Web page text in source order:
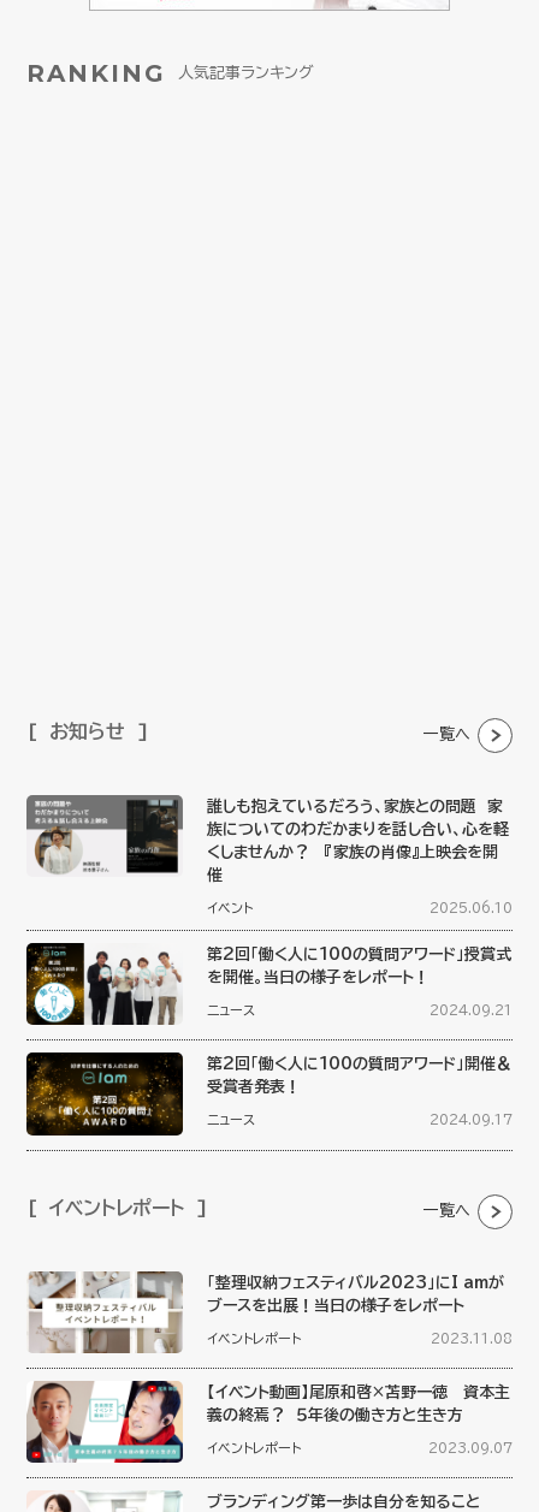
RANKING 人気記事ランキング
お知らせ 一覧へ
誰しも抱えているだろう、家族との問題 家
族についてのわだかまりを話し合い、心を軽
くしませんか？ 『家族の肖像』上映会を開
催
イベント 2025.06.10
第2回「働く人に100の質問アワード」授賞式
を開催。当日の様子をレポート！
ニュース 2024.09.21
第2回「働く人に100の質問アワード」開催＆
受賞者発表！
ニュース 2024.09.17
イベントレポート 一覧へ
「整理収納フェスティバル2023」にI amが
ブースを出展！当日の様子をレポート
イベントレポート 2023.11.08
【イベント動画】尾原和啓×苫野一徳 資本主
義の終焉？ ５年後の働き方と生き方
イベントレポート 2023.09.07
ブランディング第一歩は自分を知ること